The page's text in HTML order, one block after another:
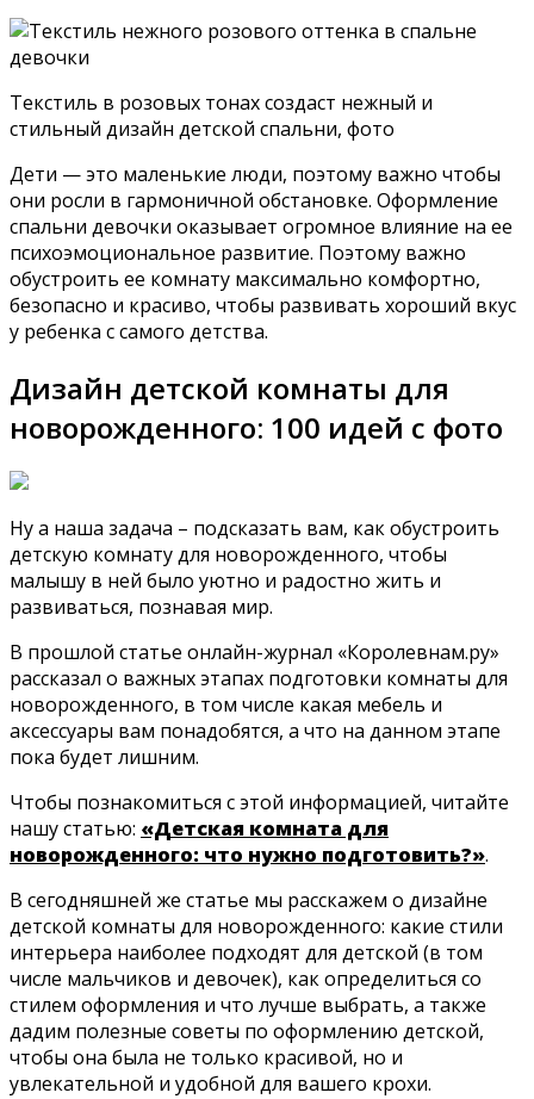
Текстиль в розовых тонах создаст нежный и
стильный дизайн детской спальни, фото
Дети — это маленькие люди, поэтому важно чтобы
они росли в гармоничной обстановке. Оформление
спальни девочки оказывает огромное влияние на ее
психоэмоциональное развитие. Поэтому важно
обустроить ее комнату максимально комфортно,
безопасно и красиво, чтобы развивать хороший вкус
у ребенка с самого детства.
Дизайн детской комнаты для
новорожденного: 100 идей с фото
Ну а наша задача – подсказать вам, как обустроить
детскую комнату для новорожденного, чтобы
малышу в ней было уютно и радостно жить и
развиваться, познавая мир.
В прошлой статье онлайн-журнал «Королевнам.ру»
рассказал о важных этапах подготовки комнаты для
новорожденного, в том числе какая мебель и
аксессуары вам понадобятся, а что на данном этапе
пока будет лишним.
Чтобы познакомиться с этой информацией, читайте
нашу статью: «Детская комната для
новорожденного: что нужно подготовить?».
В сегодняшней же статье мы расскажем о дизайне
детской комнаты для новорожденного: какие стили
интерьера наиболее подходят для детской (в том
числе мальчиков и девочек), как определиться со
стилем оформления и что лучше выбрать, а также
дадим полезные советы по оформлению детской,
чтобы она была не только красивой, но и
увлекательной и удобной для вашего крохи.